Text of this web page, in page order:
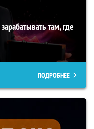
там, где
ПОДРОБНЕЕ